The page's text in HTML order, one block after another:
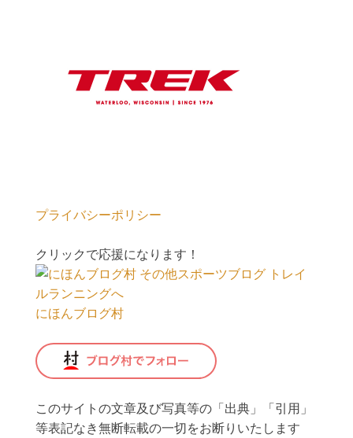
プライバシーポリシー
クリックで応援になります！
にほんブログ村
このサイトの文章及び写真等の「出典」「引用」
等表記なき無断転載の一切をお断りいたします